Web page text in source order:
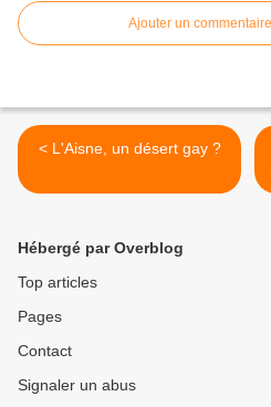
Ajouter un commentaire
< L'Aisne, un désert gay ?
Hébergé par Overblog
Top articles
Pages
Contact
Signaler un abus